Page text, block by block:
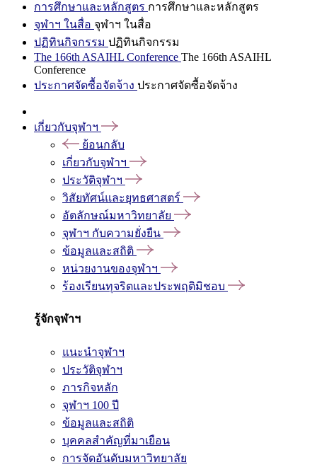
การศึกษาและหลักสูตร การศึกษาและหลักสูตร
จุฬาฯ ในสื่อ จุฬาฯ ในสื่อ
ปฏิทินกิจกรรม ปฏิทินกิจกรรม
The 166th ASAIHL Conference The 166th ASAIHL
Conference
ประกาศจัดซื้อจัดจ้าง ประกาศจัดซื้อจัดจ้าง
เกี่ยวกับจุฬาฯ
ย้อนกลับ
เกี่ยวกับจุฬาฯ
ประวัติจุฬาฯ
วิสัยทัศน์และยุทธศาสตร์
อัตลักษณ์มหาวิทยาลัย
จุฬาฯ กับความยั่งยืน
ข้อมูลและสถิติ
หน่วยงานของจุฬาฯ
ร้องเรียนทุจริตและประพฤติมิชอบ
รู้จักจุฬาฯ
แนะนำจุฬาฯ
ประวัติจุฬาฯ
ภารกิจหลัก
จุฬาฯ 100 ปี
ข้อมูลและสถิติ
บุคคลสำคัญที่มาเยือน
การจัดอันดับมหาวิทยาลัย